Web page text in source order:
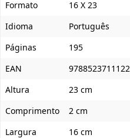
Formato
16 X 23
Idioma
Português
Páginas
195
EAN
9788523711122
Altura
23 cm
Comprimento
2 cm
Largura
16 cm